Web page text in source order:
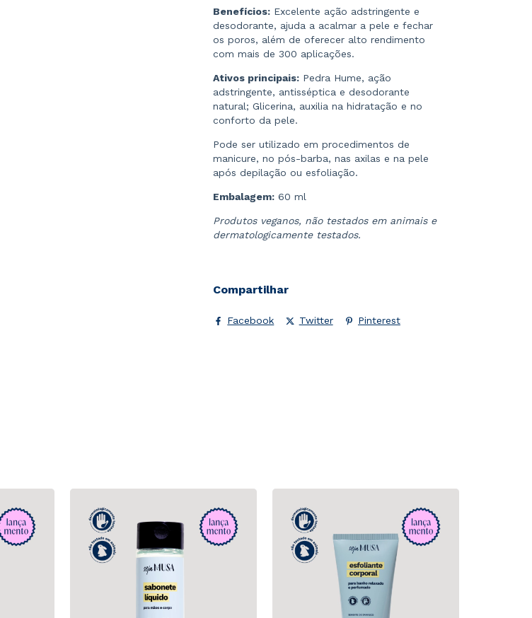
Benefícios: Excelente ação adstringente e
desodorante, ajuda a acalmar a pele e fechar
os poros, além de oferecer alto rendimento
com mais de 300 aplicações.
Ativos principais: Pedra Hume, ação
adstringente, antisséptica e desodorante
natural; Glicerina, auxilia na hidratação e no
conforto da pele.
Pode ser utilizado em procedimentos de
manicure, no pós-barba, nas axilas e na pele
após depilação ou esfoliação.
Embalagem: 60 ml
Produtos veganos, não testados em animais e
dermatologicamente testados.
Compartilhar
Facebook Twitter Pinterest